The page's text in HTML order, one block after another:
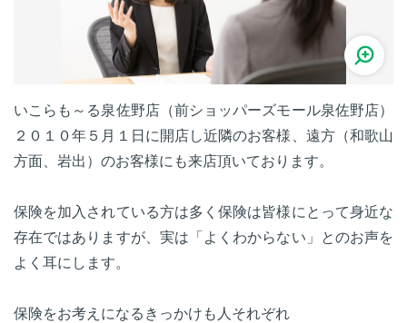
いこらも～る泉佐野店（前ショッパーズモール泉佐野店）
２０１０年５月１日に開店し近隣のお客様、遠方（和歌山
方面、岩出）のお客様にも来店頂いております。
保険を加入されている方は多く保険は皆様にとって身近な
存在ではありますが、実は「よくわからない」とのお声を
よく耳にします。
保険をお考えになるきっかけも人それぞれ